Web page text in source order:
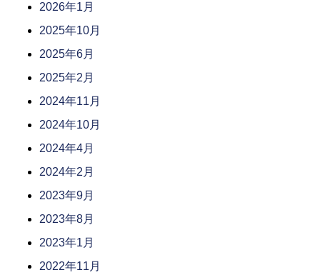
2026年1月
2025年10月
2025年6月
2025年2月
2024年11月
2024年10月
2024年4月
2024年2月
2023年9月
2023年8月
2023年1月
2022年11月